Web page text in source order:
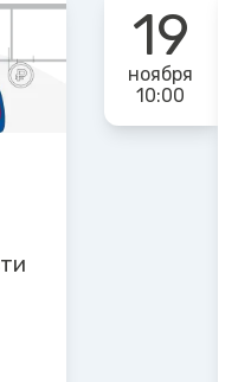
19
ноября
10:00